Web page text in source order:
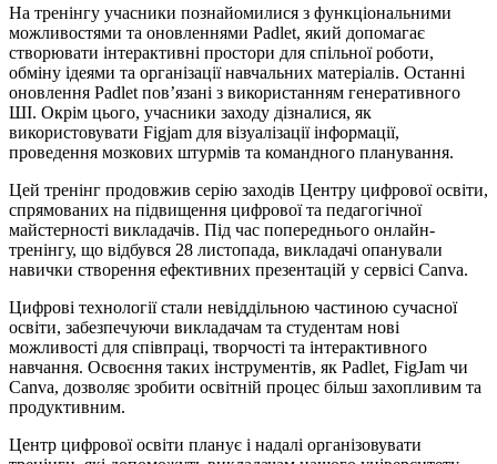
На тренінгу учасники познайомилися з функціональними
можливостями та оновленнями Padlet, який допомагає
створювати інтерактивні простори для спільної роботи,
обміну ідеями та організації навчальних матеріалів. Останні
оновлення Padlet пов’язані з використанням генеративного
ШІ. Окрім цього, учасники заходу дізналися, як
використовувати Figjam для візуалізації інформації,
проведення мозкових штурмів та командного планування.
Цей тренінг продовжив серію заходів Центру цифрової освіти,
спрямованих на підвищення цифрової та педагогічної
майстерності викладачів. Під час попереднього онлайн-
тренінгу, що відбувся 28 листопада, викладачі опанували
навички створення ефективних презентацій у сервісі Canva.
Цифрові технології стали невіддільною частиною сучасної
освіти, забезпечуючи викладачам та студентам нові
можливості для співпраці, творчості та інтерактивного
навчання. Освоєння таких інструментів, як Padlet, FigJam чи
Canva, дозволяє зробити освітній процес більш захопливим та
продуктивним.
Центр цифрової освіти планує і надалі організовувати